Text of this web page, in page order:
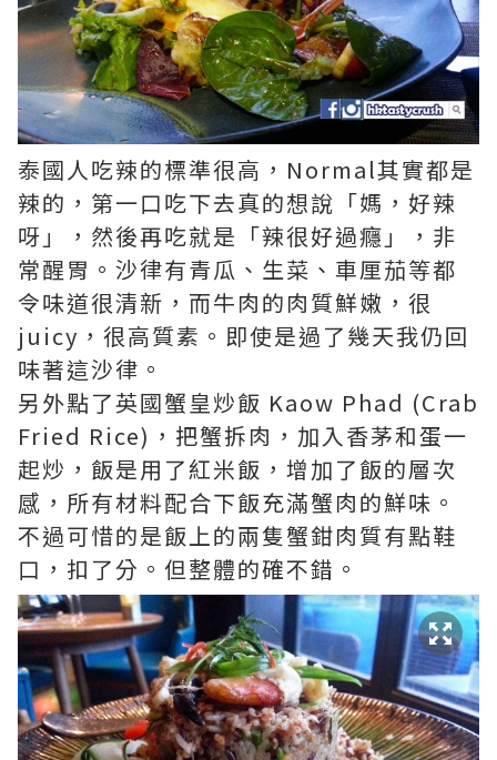
泰國人吃辣的標準很高，Normal其實都是
辣的，第一口吃下去真的想說「媽，好辣
呀」，然後再吃就是「辣很好過癮」，非
常醒胃。沙律有青瓜、生菜、車厘茄等都
令味道很清新，而牛肉的肉質鮮嫩，很
juicy，很高質素。即使是過了幾天我仍回
味著這沙律。
另外點了英國蟹皇炒飯 Kaow Phad (Crab
Fried Rice)，把蟹拆肉，加入香茅和蛋一
起炒，飯是用了紅米飯，增加了飯的層次
感，所有材料配合下飯充滿蟹肉的鮮味。
不過可惜的是飯上的兩隻蟹鉗肉質有點鞋
口，扣了分。但整體的確不錯。